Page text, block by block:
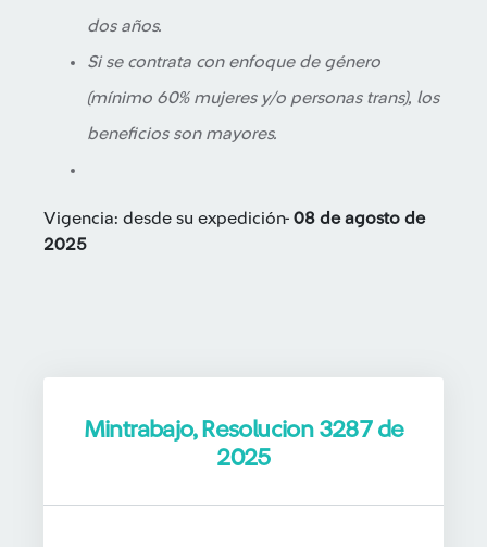
dos años.
Si se contrata con enfoque de género
(mínimo 60% mujeres y/o personas trans), los
beneficios son mayores.
Vigencia: desde su expedición- 08 de agosto de
2025
Mintrabajo, Resolucion 3287 de
2025